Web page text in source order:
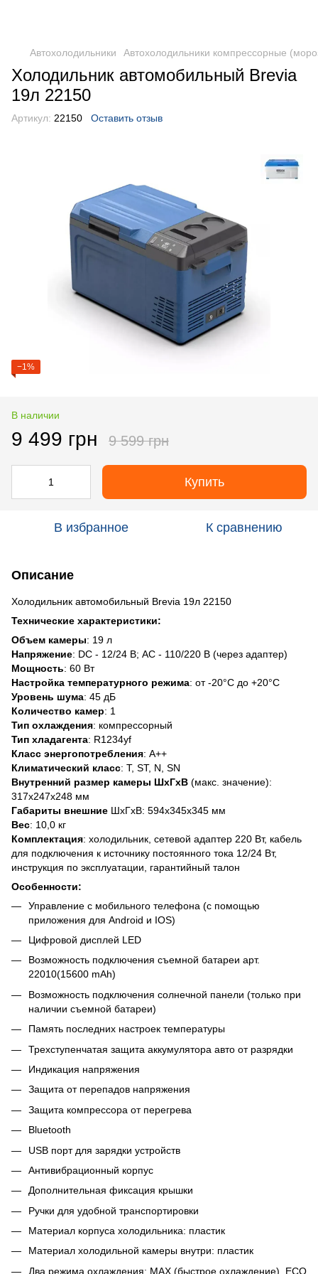
Автохолодильники Автохолодильники компрессорные
Холодильник автомобильный Brevia
19л 22150
Артикул: 22150 Оставить отзыв
−1%
В наличии
9 499 грн 9 599 грн
Купить
В избранное К сравнению
Описание
Холодильник автомобильный Brevia 19л 22150
Технические характеристики:
Объем камеры: 19 л
Напряжение: DC - 12/24 В; AC - 110/220 В (через адаптер)
Мощность: 60 Вт
Настройка температурного режима: от -20°C до +20°C
Уровень шума: 45 дБ
Количество камер: 1
Тип охлаждения: компрессорный
Тип хладагента: R1234yf
Класс энергопотребления: А++
Климатический класс: T, ST, N, SN
Внутренний размер камеры ШхГхВ (макс. значение):
317х247x248 мм
Габариты внешние ШхГхВ: 594x345x345 мм
Вес: 10,0 кг
Комплектация: холодильник, сетевой адаптер 220 Вт, кабель
для подключения к источнику постоянного тока 12/24 Вт,
инструкция по эксплуатации, гарантийный талон
Особенности:
Управление с мобильного телефона (с помощью
приложения для Android и IOS)
Цифровой дисплей LED
Возможность подключения съемной батареи арт.
22010(15600 mAh)
Возможность подключения солнечной панели (только при
наличии съемной батареи)
Память последних настроек температуры
Трехступенчатая защита аккумулятора авто от разрядки
Индикация напряжения
Защита от перепадов напряжения
Защита компрессора от перегрева
Bluetooth
USB порт для зарядки устройств
Антивибрационный корпус
Дополнительная фиксация крышки
Ручки для удобной транспортировки
Материал корпуса холодильника: пластик
Материал холодильной камеры внутри: пластик
Два режима охлаждения: MAX (быстрое охлаждение), ECO